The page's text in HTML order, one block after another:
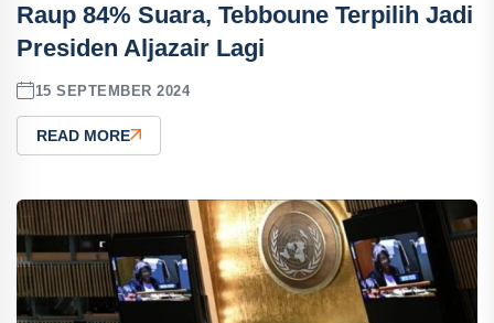
Raup 84% Suara, Tebboune Terpilih Jadi
Presiden Aljazair Lagi
15 SEPTEMBER 2024
READ MORE